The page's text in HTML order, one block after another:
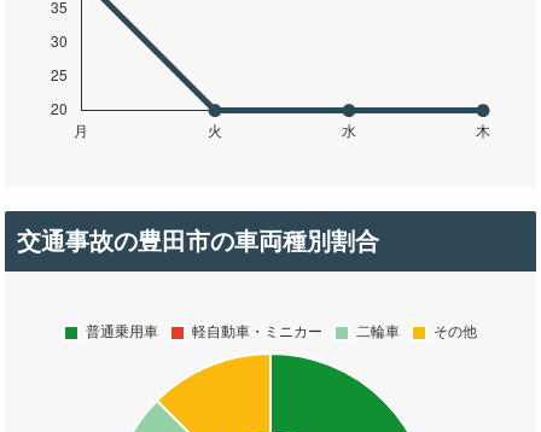
交通事故の豊田市の車両種別割合